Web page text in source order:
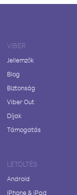
VIBER
Jellemzők
Blog
Biztonság
Viber Out
Díjak
Támogatás
LETÖLTÉS
Android
iPhone & iPad